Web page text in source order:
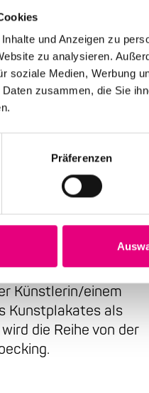
und Anzeigen zu
zu analysieren.
soziale Medien, Werbung
zusammen, die Sie
Präferenzen
die Kooperation
Künstlerin/einem
Kunstplakates als
die Reihe von der